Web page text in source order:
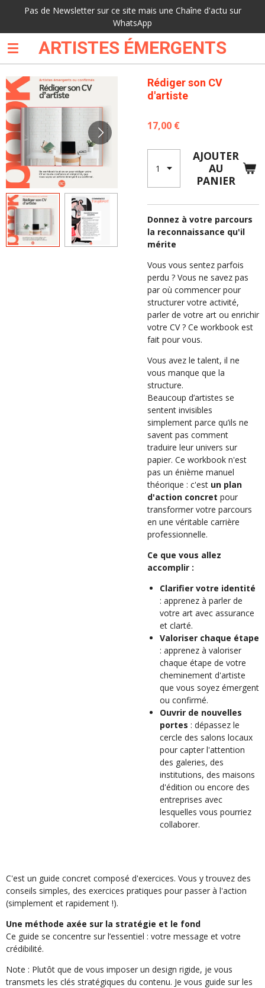
Passer
contenu
principalARTISTES ÉMERGENTS
Pas de Newsletter sur ce site mais une Chaîne d'actu sur
WhatsApp
Rédiger son CV
d'artiste
17,00 €
AJOUTER
AU
PANIER
Donnez à votre parcours
la reconnaissance qu'il
mérite
Vous vous sentez parfois
perdu ? Vous ne savez pas
par où commencer pour
structurer votre activité,
parler de votre art ou enrichir
votre CV ? Ce workbook est
fait pour vous.
Vous avez le talent, il ne
vous manque que la
structure.
Beaucoup d’artistes se
sentent invisibles
simplement parce qu’ils ne
savent pas comment
traduire leur univers sur
papier. Ce workbook n'est
pas un énième manuel
théorique : c'est un plan
d'action concret pour
transformer votre parcours
en une véritable carrière
professionnelle.
Ce que vous allez
accomplir :
Clarifier votre identité
: apprenez à parler de
votre art avec assurance
et clarté.
Valoriser chaque étape
: apprenez à valoriser
chaque étape de votre
cheminement d'artiste
que vous soyez émergent
ou confirmé.
Ouvrir de nouvelles
portes : dépassez le
cercle des salons locaux
pour capter l'attention
des galeries, des
institutions, des maisons
d'édition ou encore des
entreprises avec
lesquelles vous pourriez
collaborer.
C'est un guide concret composé d'exercices. Vous y trouvez des
conseils simples, des exercices pratiques pour passer à l'action
(simplement et rapidement !).
Une méthode axée sur la stratégie et le fond
Ce guide se concentre sur l’essentiel : votre message et votre
crédibilité.
Note : Plutôt que de vous imposer un design rigide, je vous
transmets les clés stratégiques du contenu. Je vous guide sur les